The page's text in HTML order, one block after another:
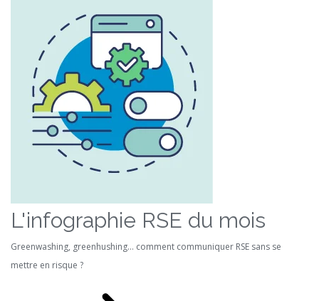
L'infographie RSE du mois
Greenwashing, greenhushing… comment communiquer RSE sans se
mettre en risque ?